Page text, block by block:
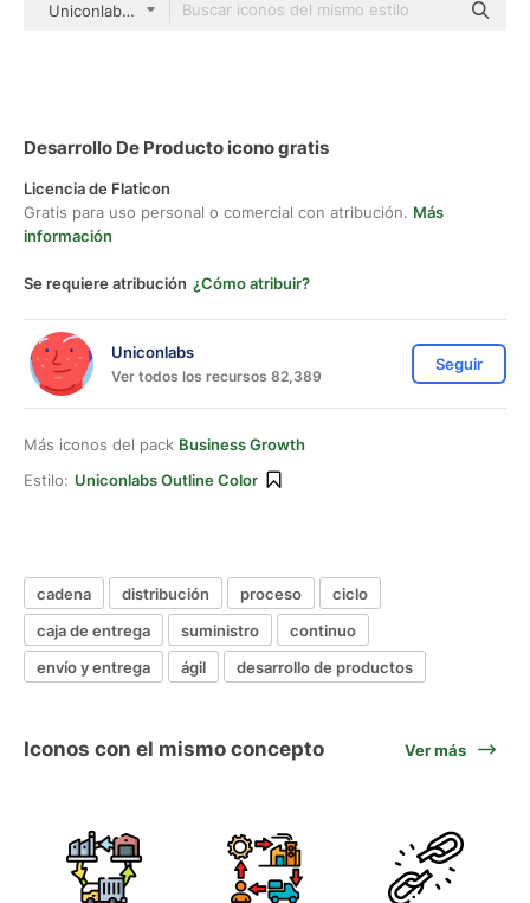
Uniconlabs Outline Color
Desarrollo De Producto icono gratis
Licencia de Flaticon
Gratis para uso personal o comercial con atribución. Más
información
Se requiere atribución ¿Cómo atribuir?
Uniconlabs
Ver todos los recursos 82,389
Seguir
Más iconos del pack Business Growth
Estilo: Uniconlabs Outline Color
cadena distribución proceso
ciclo
caja de entrega
suministro
continuo
envío y entrega
ágil desarrollo de productos
Iconos con el mismo concepto Ver más